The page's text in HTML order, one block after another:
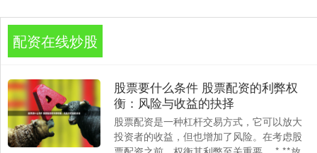
配资在线炒股
股票要什么条件 股票配资的利弊权
衡：风险与收益的抉择
股票配资是一种杠杆交易方式，它可以放大
投资者的收益，但也增加了风险。在考虑股